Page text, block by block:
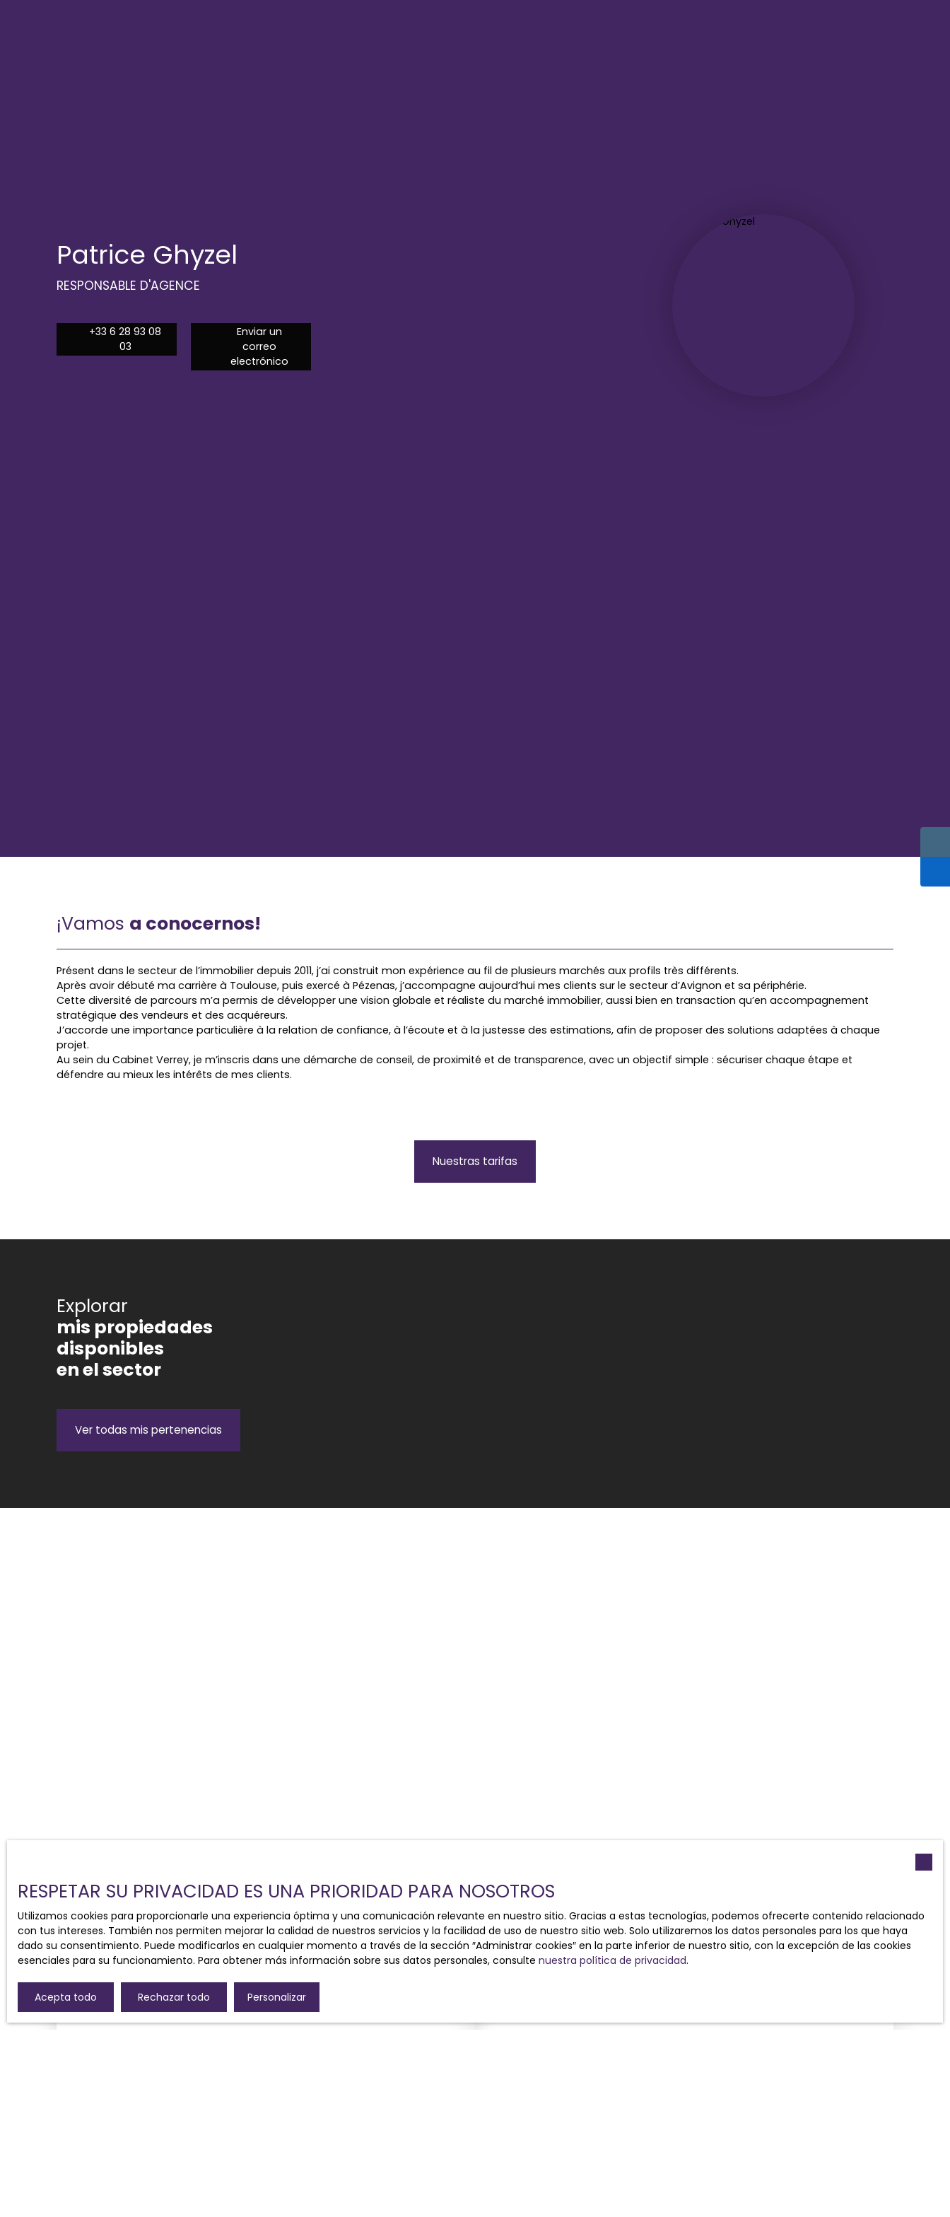
Patrice Ghyzel
RESPONSABLE D'AGENCE
+33 6 28 93 08
03
Enviar un
correo
electrónico
¡Vamos a conocernos!
Présent dans le secteur de l’immobilier depuis 2011, j’ai construit mon expérience au fil de plusieurs marchés aux profils très différents.
Après avoir débuté ma carrière à Toulouse, puis exercé à Pézenas, j’accompagne aujourd’hui mes clients sur le secteur d’Avignon et sa périphérie.
Cette diversité de parcours m’a permis de développer une vision globale et réaliste du marché immobilier, aussi bien en transaction qu’en accompagnement
stratégique des vendeurs et des acquéreurs.
J’accorde une importance particulière à la relation de confiance, à l’écoute et à la justesse des estimations, afin de proposer des solutions adaptées à chaque
projet.
Au sein du Cabinet Verrey, je m’inscris dans une démarche de conseil, de proximité et de transparence, avec un objectif simple : sécuriser chaque étape et
défendre au mieux les intérêts de mes clients.
Nuestras tarifas
Explorar
mis propiedades
disponibles
en el sector
Ver todas mis pertenencias
RESPETAR SU PRIVACIDAD ES UNA PRIORIDAD PARA NOSOTROS
Utilizamos cookies para proporcionarle una experiencia óptima y una comunicación relevante en nuestro sitio. Gracias a estas tecnologías, podemos ofrecerte contenido relacionado
con tus intereses. También nos permiten mejorar la calidad de nuestros servicios y la facilidad de uso de nuestro sitio web. Solo utilizaremos los datos personales para los que haya
dado su consentimiento. Puede modificarlos en cualquier momento a través de la sección ″Administrar cookies″ en la parte inferior de nuestro sitio, con la excepción de las cookies
esenciales para su funcionamiento. Para obtener más información sobre sus datos personales, consulte nuestra política de privacidad.
Acepta todo Rechazar todo Personalizar